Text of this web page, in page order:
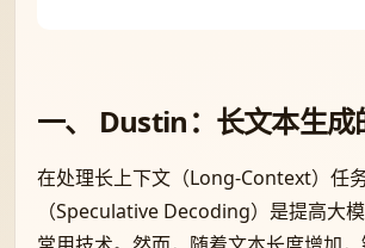
一、 Dustin：长文本生成
在处理长上下文（Long-Context）任
（Speculative Decoding）是提高大